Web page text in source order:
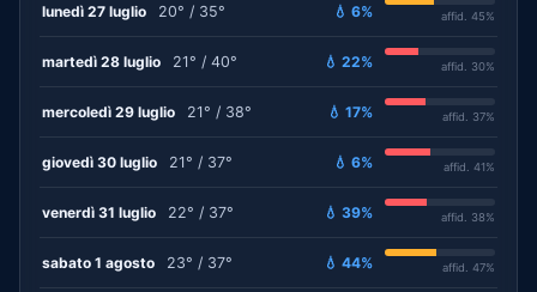
lunedì 27 luglio 20° / 35° 💧 6% affid. 45%
martedì 28 luglio 21° / 40° 💧 22% affid. 30%
mercoledì 29 luglio 21° / 38° 💧 17% affid. 37%
giovedì 30 luglio 21° / 37° 💧 6% affid. 41%
venerdì 31 luglio 22° / 37° 💧 39% affid. 38%
sabato 1 agosto 23° / 37° 💧 44% affid. 47%